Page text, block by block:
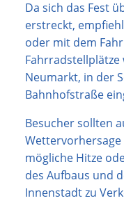
Da sich das Fest
erstreckt,
oder mit dem
Neumarkt, in der
Bahnhofstraße
Besucher sollten
mögliche Hitze
des Aufbaus und
Innenstadt zu